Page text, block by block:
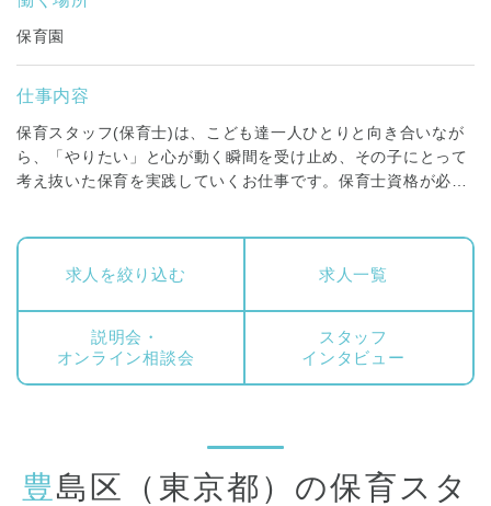
保育園
仕事内容
保育スタッフ(保育士)は、こども達一人ひとりと向き合いなが
ら、「やりたい」と心が動く瞬間を受け止め、その子にとって
考え抜いた保育を実践していくお仕事です。保育士資格が必要
リー保育士、一時保育や子育て支援センター等、いずれかを担
者支援、行事担当など、クラス運営に関わる全てのことを担っ
ていただきます。クラス担任は複数担任制となるため、同僚と
協力しながら保育を実践していきます。
し、朝の受け入れから昼にかけて、もしくは夕方から夜の延長
時間帯を中心に保育に携わっていただきます。また、縫い物な
どの製作や、保育室のお掃除やお洗濯、おもちゃの清掃などの
求人を絞り込む 求人一覧
説明会・
オンライン相談会
スタッフ
インタビュー
豊島区（東京都）の保育スタ